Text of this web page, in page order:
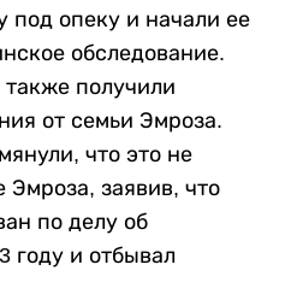
под опеку и начали ее
обследование.
получили
от семьи Эмроза.
что это не
Эмроза, заявив, что
по делу об
году и отбывал